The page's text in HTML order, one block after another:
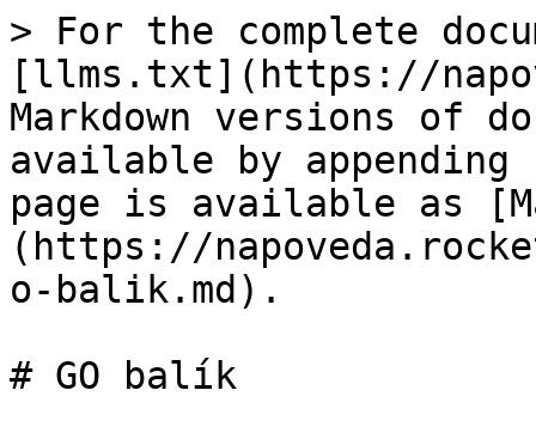
> For the complete
[llms.txt](https://
Markdown versions of
available by
page is available as
(https://
o-balik.md).
# GO balík